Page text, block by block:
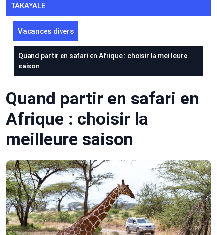
TAKAYALE
Vacances divers
Quand partir en safari en Afrique : choisir la meilleure
saison
Quand partir en safari en
Afrique : choisir la
meilleure saison